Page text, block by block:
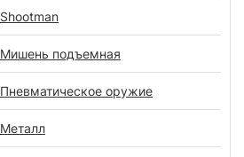
Shootman
Мишень подъемная
Пневматическое оружие
Металл